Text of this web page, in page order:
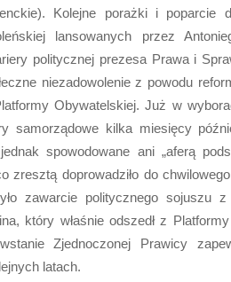
Kolejne porażki i poparcie
lansowanych przez
politycznej prezesa Prawa i
niezadowolenie z powodu
Obywatelskiej. Już w
samorządowe kilka miesięcy
spowodowane ani „aferą
zresztą doprowadziło do
zawarcie politycznego sojuszu
który właśnie odszedł z
Zjednoczonej Prawicy
latach.